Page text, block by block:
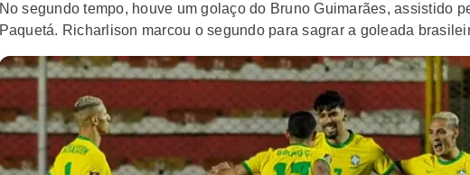
No segundo tempo, houve um golaço do Bruno Guimarães, assistido
Paquetá. Richarlison marcou o segundo para sagrar a goleada